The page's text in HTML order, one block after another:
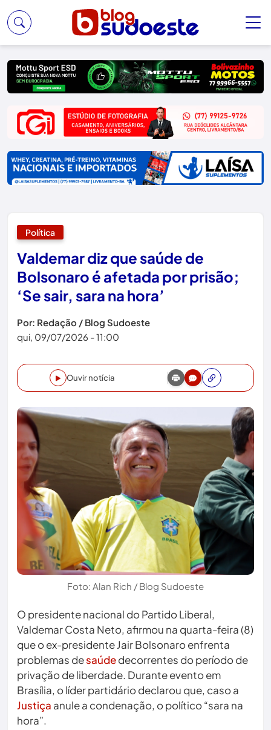
Política
Valdemar diz que saúde de
Bolsonaro é afetada por prisão;
‘Se sair, sara na hora’
Por: Redação / Blog Sudoeste
qui, 09/07/2026 - 11:00
Ouvir notícia
Foto: Alan Rich / Blog Sudoeste
O presidente nacional do Partido Liberal,
Valdemar Costa Neto, afirmou na quarta-feira (8)
que o ex-presidente Jair Bolsonaro enfrenta
problemas desaúdedecorrentes do período de
privação de liberdade. Durante evento em
Brasília, o líder partidário declarou que, caso a
Justiça anule a condenação, o político “sara na
hora”.